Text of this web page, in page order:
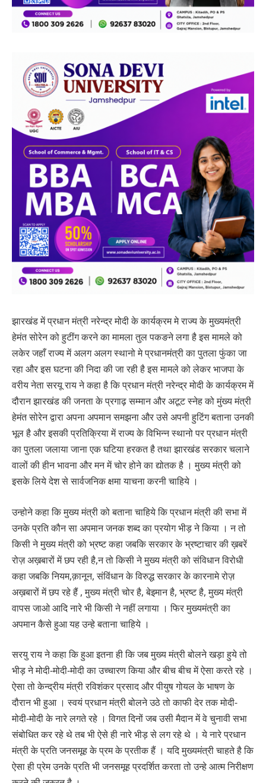
झारखंड में प्रधान मंत्री नरेन्द्र मोदी के कार्यक्रम मे राज्य के मुख्यमंत्री
हेमंत सोरेन को हुटींग करने का मामला तुल पकङने लगा है इस मामले को
लकेर जहाँ राज्य में अलग अलग स्थानो मे प्रधानमंत्री का पुतला फुंका जा
रहा और इस घटना की निदा की जा रही है इस मामले को लेकर भाजपा के
वरीय नेता सरयू राय ने कहा है कि प्रधान मंत्री नरेन्द्र मोदी के कार्यक्रम में
दौरान झारखंड की जनता के प्रगाढ़ सम्मान और अटूट स्नेह को मुंख्य मंत्री
हेमंत सोरेन द्वारा अपना अपमान समझना और उसे अपनी हुटिंग बताना उनकी
भूल है और इसकी प्रतिक्रिया में राज्य के विभिन्न स्थानो पर प्रधान मंत्री
का पुतला जलाया जाना एक घटिया हरकत है तथा झारखंड सरकार चलाने
वालों की हीन भावना और मन में चोर होने का द्योतक है । मुख्य मंत्री को
इसके लिये देश से सार्वजनिक क्षमा याचना करनी चाहिये ।
उन्होने कहा कि मुख्य मंत्री को बताना चाहिये कि प्रधान मंत्री की सभा में
उनके प्रति कौन सा अपमान जनक शब्द का प्रयोग भीड़ ने किया । न तो
किसी ने मुख्य मंत्री को भ्रष्ट कहा जबकि सरकार के भ्रष्टाचार की ख़बरें
रोज़ अख़बारों में छप रही है,न तो किसी ने मुख्य मंत्री को संविधान विरोधी
कहा जबकि नियम,क़ानून, संविंधान के विरुद्ध सरकार के कारनामे रोज़
अख़बारों में छप रहे हैं , मुख्य मंत्री चोर है, बेइमान है, भ्रष्ट है, मुख्य मंत्री
वापस जाओ आदि नारे भी किसी ने नहीं लगाया । फिर मुख्यमंत्री का
अपमान कैसे हुआ यह उन्हे बताना चाहिये ।
सरयु राय ने कहा कि हुआ इतना ही कि जब मुख्य मंत्री बोलने खड़ा हुये तो
भीड़ ने मोदी-मोदी-मोदी का उच्चारण किया और बीच बीच में ऐसा करते रहे ।
ऐसा तो केन्द्रीय मंत्री रविशंकर प्रसाद और पीयुष गोयल के भाषण के
दौरान भी हुआ । स्वयं प्रधान मंत्री बोलने उठे तो काफी देर तक मोदी-
मोदी-मोदी के नारे लगते रहे । विगत दिनों जब उसी मैदान में वे चुनावी सभा
संबोधित कर रहे थे तब भी ऐसे ही नारे भीड़ से लग रहे थे । ये नारे प्रधान
मंत्री के प्रति जनसमूह के प्रम के प्रतीक हैं । यदि मुख्यमंत्री चाहते है कि
ऐसा ही प्रेम उनके प्रति भी जनसमूह प्रदर्शित करता तो उन्हे आत्म निरीक्षण